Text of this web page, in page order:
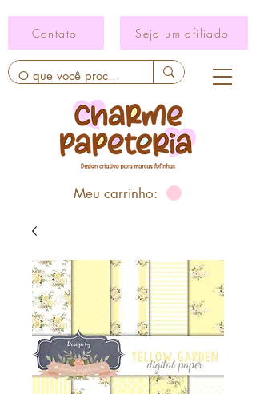
Contato Seja um afiliado
Meu carrinho: